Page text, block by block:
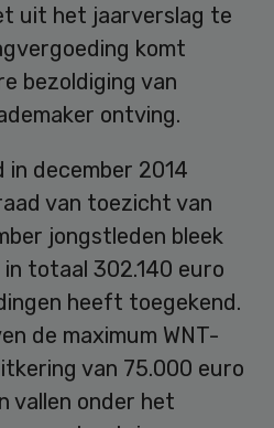
uit het jaarverslag te
komt
bezoldiging van
ontving.
december 2014
van toezicht van
jongstleden bleek
totaal 302.140 euro
heeft toegekend.
de maximum WNT-
van 75.000 euro
vallen onder het